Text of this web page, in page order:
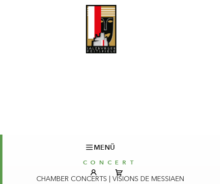
MENÜ
CONCERT
CHAMBER CONCERTS VISIONS DE MESSIAEN